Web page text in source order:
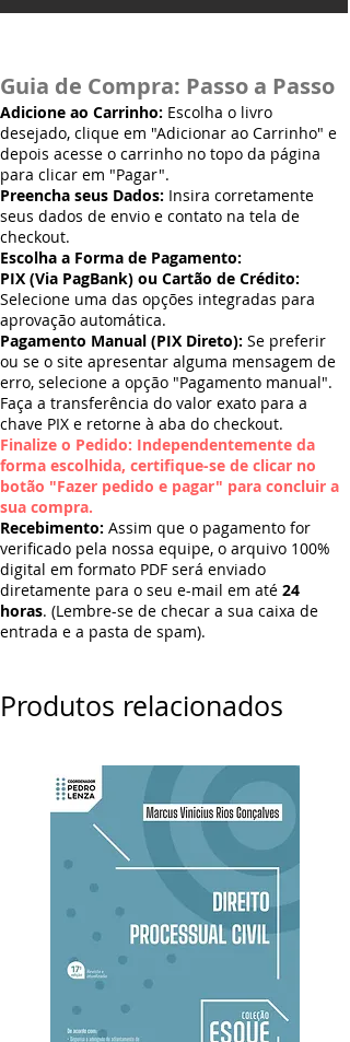
Guia de Compra: Passo a Passo
Adicione ao Carrinho: Escolha o livro
desejado, clique em "Adicionar ao Carrinho" e
depois acesse o carrinho no topo da página
para clicar em "Pagar".
Preencha seus Dados: Insira corretamente
seus dados de envio e contato na tela de
checkout.
Escolha a Forma de Pagamento:
PIX (Via PagBank) ou Cartão de Crédito:
Selecione uma das opções integradas para
aprovação automática.
Pagamento Manual (PIX Direto): Se preferir
ou se o site apresentar alguma mensagem de
erro, selecione a opção "Pagamento manual".
Faça a transferência do valor exato para a
chave PIX e retorne à aba do checkout.
Finalize o Pedido: Independentemente da
forma escolhida, certifique-se de clicar no
botão "Fazer pedido e pagar" para concluir a
sua compra.
Recebimento: Assim que o pagamento for
verificado pela nossa equipe, o arquivo 100%
digital em formato PDF será enviado
diretamente para o seu e-mail em até 24
horas. (Lembre-se de checar a sua caixa de
entrada e a pasta de spam).
Produtos relacionados